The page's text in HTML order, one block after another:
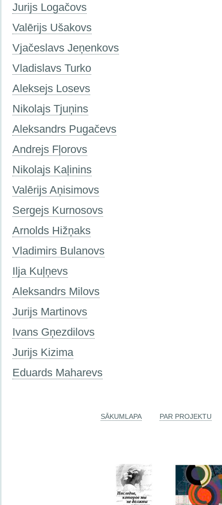
Jurijs Logačovs
Valērijs Ušakovs
Vjačeslavs Jeņenkovs
Vladislavs Turko
Aleksejs Losevs
Nikolajs Tjuņins
Aleksandrs Pugačevs
Andrejs Fļorovs
Nikolajs Kaļinins
Valērijs Aņisimovs
Sergejs Kurnosovs
Arnolds Hižņaks
Vladimirs Bulanovs
Ilja Kuļņevs
Aleksandrs Milovs
Jurijs Martinovs
Ivans Gņezdilovs
Jurijs Kizima
Eduards Maharevs
SĀKUMLAPA PAR PROJEKTU